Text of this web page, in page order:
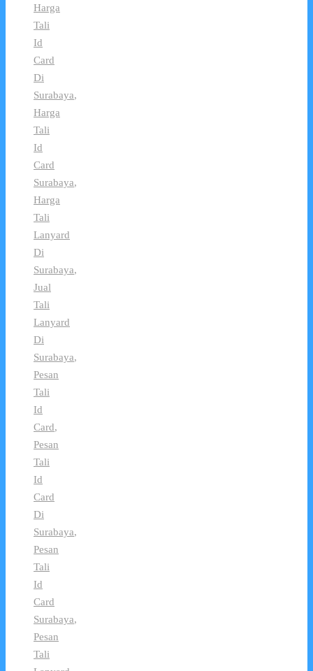
Harga
Tali
Id
Card
Di
Surabaya,
Harga
Tali
Id
Card
Surabaya,
Harga
Tali
Lanyard
Di
Surabaya,
Jual
Tali
Lanyard
Di
Surabaya,
Pesan
Tali
Id
Card,
Pesan
Tali
Id
Card
Di
Surabaya,
Pesan
Tali
Id
Card
Surabaya,
Pesan
Tali